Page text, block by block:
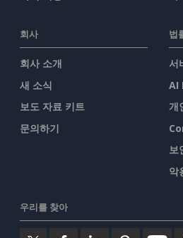
회사
회사 소개
새 소식
보도 자료 키트
문의하기
법
서
AI
개
보
악
우리를 찾아